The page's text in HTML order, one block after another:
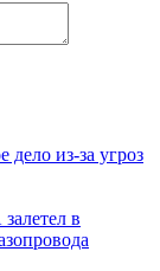
дело из-за угроз
в